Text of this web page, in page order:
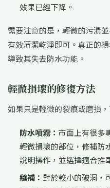
效果已經下降。
需要注意的是，輕微的污漬
有效清潔乾淨即可。真正的
導致其失去防水功能。
輕微損壞的修復方法
如果只是輕微的裂痕或磨損
防水噴霧： 市面上有很多
輕微損壞的部位，修補防
說明操作，並選擇適合推
縫補： 對於較小的破洞，